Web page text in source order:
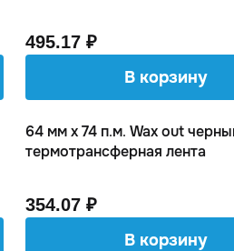
495.17 ₽
В корзину
64 мм х 74 п.м. Wax out
термотрансферная лента
354.07 ₽
В корзину